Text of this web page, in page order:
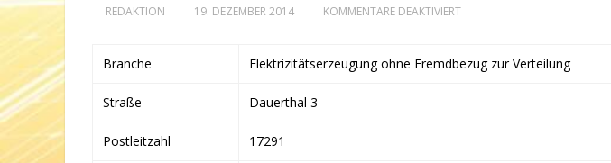
REDAKTION 19. DEZEMBER 2014 KOMMENTARE DEAKTIVIERTFÜR
GMBH
Branche Elektrizitätserzeugung ohne Fremdbezug zur Verteilung
Straße Dauerthal 3
Postleitzahl 17291